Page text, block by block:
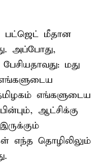
பட்ஜெட் மீதான
அப்போது,
மது
எங்களுடைய
ஆட்சிக்கு
எந்த தொழிலிலும்